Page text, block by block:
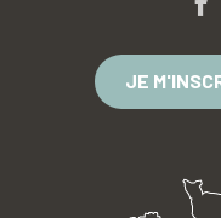
JE